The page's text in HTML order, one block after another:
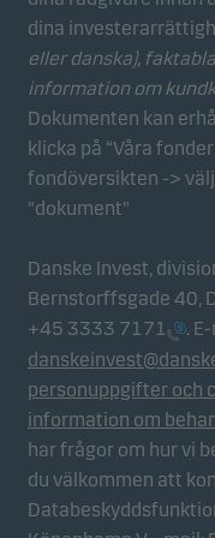
dina
eller danska),
information om
Dokumenten kan
klicka på “Våra
fondöversikten ->
"dokument"
Danske Invest,
Bernstorffsgade 40,
+45 3333 7171
.
personuppgifter och
information om
har frågor om hur vi
du välkommen att
Vi använder
hos besökare på
Detta gör det
webbplatsens
identifiera dig (din
beteende så att vi
innehåll.